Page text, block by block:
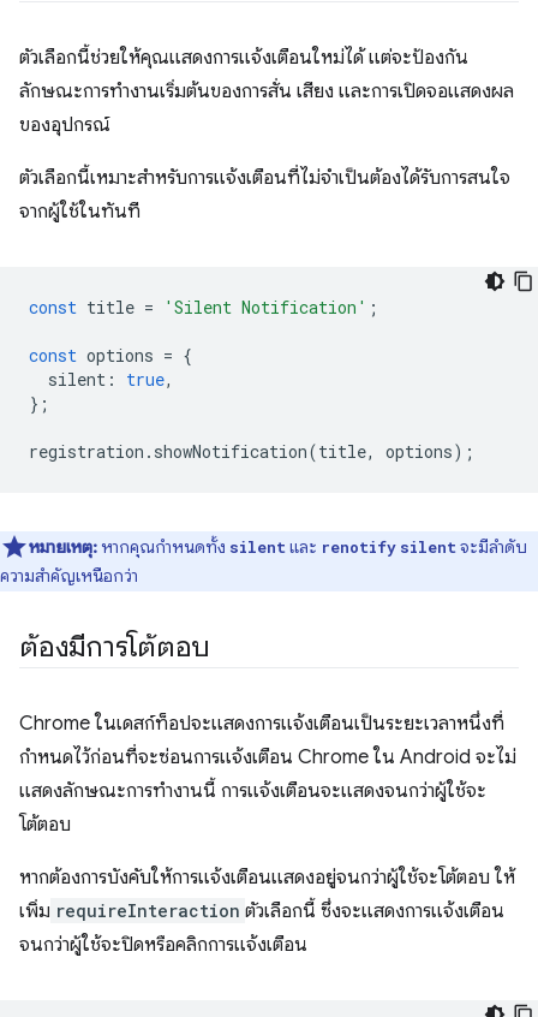
ตัวเลือกนี้ช่วยให้คุณแสดงการแจ้งเตือนใหม่ได้ แต่จะป้องกัน
ลักษณะการทำงานเริ่มต้นของการสั่น เสียง และการเปิดจอแสดงผล
ของอุปกรณ์
ตัวเลือกนี้เหมาะสําหรับการแจ้งเตือนที่ไม่จําเป็นต้องได้รับการสนใจ
จากผู้ใช้ในทันที
const title = 'Silent Notification' ;
const options = {
silent : true,
};
registration . showNotification(title, options);
หมายเหตุ: หากคุณกำหนดทั้ง silent และ renotify silent จะมีลำดับ
ความสำคัญเหนือกว่า
ต้องมีการโต้ตอบ
Chrome ในเดสก์ท็อปจะแสดงการแจ้งเตือนเป็นระยะเวลาหนึ่งที่
กำหนดไว้ก่อนที่จะซ่อนการแจ้งเตือน Chrome ใน Android จะไม่
แสดงลักษณะการทำงานนี้ การแจ้งเตือนจะแสดงจนกว่าผู้ใช้จะ
โต้ตอบ
หากต้องการบังคับให้การแจ้งเตือนแสดงอยู่จนกว่าผู้ใช้จะโต้ตอบ ให้
เพิ่ม requireInteraction ตัวเลือกนี้ ซึ่งจะแสดงการแจ้งเตือน
จนกว่าผู้ใช้จะปิดหรือคลิกการแจ้งเตือน